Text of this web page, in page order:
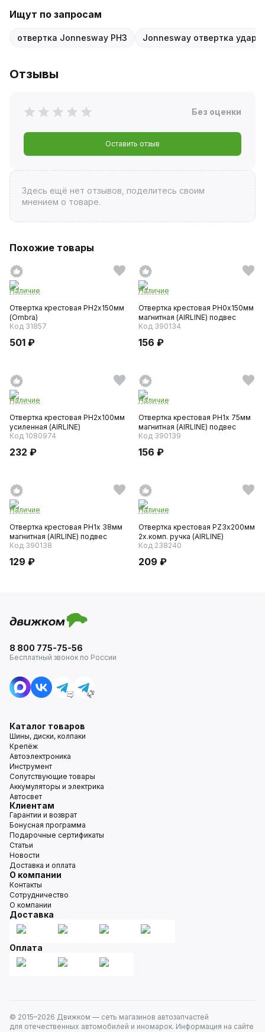
Ищут по запросам
отвертка Jonnesway PH3 Jonnesway отвертка
Отзывы
Без оценки
Оставить отзыв
Здесь ещё нет отзывов, поделитесь своим
мнением о товаре.
Похожие товары
Наличие
Отвертка крестовая PH2х150мм
(Ombra)
Код 31857
501 ₽
Наличие
Отвертка крестовая PH0х150мм
магнитная (AIRLINE) подвес
Код 390134
156 ₽
Наличие
Отвертка крестовая PH2х100мм
усиленная (AIRLINE)
Код 1080974
232 ₽
Наличие
Отвертка крестовая PH1х 75мм
магнитная (AIRLINE) подвес
Код 390139
156 ₽
Наличие
Отвертка крестовая PH1х 38мм
магнитная (AIRLINE) подвес
Код 390138
129 ₽
Наличие
Отвертка крестовая PZ3х200мм
2х.комп. ручка (AIRLINE)
Код 238240
209 ₽
8 800 775-75-56
Бесплатный звонок по России
Каталог товаров
Шины, диски, колпаки
Крепёж
Автоэлектроника
Инструмент
Сопутствующие товары
Аккумуляторы и электрика
Автосвет
Клиентам
Гарантии и возврат
Бонусная программа
Подарочные сертификаты
Статьи
Новости
Доставка и оплата
О компании
Контакты
Сотрудничество
О компании
Доставка
Оплата
© 2015–2026 Движком — сеть магазинов автозапчастей
для отечественных автомобилей и иномарок. Информация на сайте